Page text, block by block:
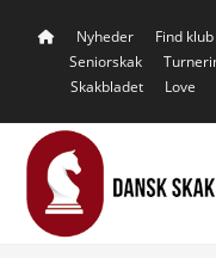
Nyheder Find klub
Seniorskak
Skakbladet
Love